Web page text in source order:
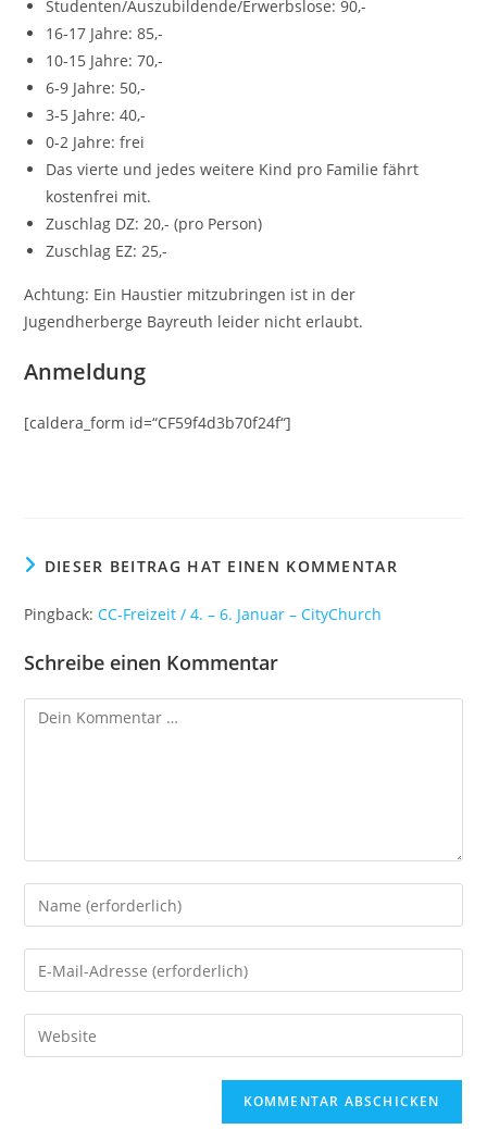
Studenten/Auszubildende/Erwerbslose: 90,-
16-17 Jahre: 85,-
10-15 Jahre: 70,-
6-9 Jahre: 50,-
3-5 Jahre: 40,-
0-2 Jahre: frei
Das vierte und jedes weitere Kind pro Familie fährt
kostenfrei mit.
Zuschlag DZ: 20,- (pro Person)
Zuschlag EZ: 25,-
Achtung: Ein Haustier mitzubringen ist in der
Jugendherberge Bayreuth leider nicht erlaubt.
Anmeldung
[caldera_form id=“CF59f4d3b70f24f“]
DIESER BEITRAG HAT EINEN KOMMENTAR
Pingback:CC-Freizeit / 4. – 6. Januar – CityChurch
Schreibe einen Kommentar